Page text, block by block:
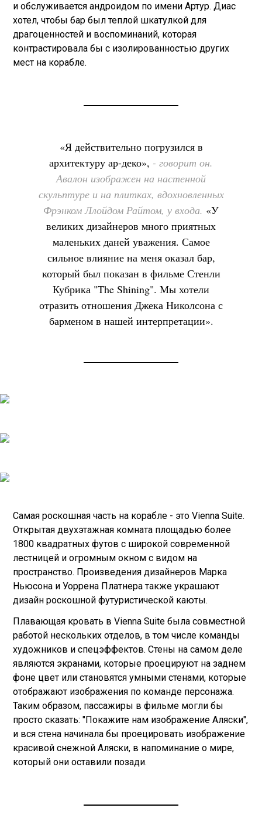
и обслуживается андроидом по имени Артур. Диас
хотел, чтобы бар был теплой шкатулкой для
драгоценностей и воспоминаний, которая
контрастировала бы с изолированностью других
мест на корабле.
«Я действительно погрузился в
архитектуру ар-деко», - говорит он.
Авалон изображен на настенной
скульптуре и на плитках, вдохновленных
Фрэнком Ллойдом Райтом, у входа. «У
великих дизайнеров много приятных
маленьких даней уважения. Самое
сильное влияние на меня оказал бар,
который был показан в фильме Стенли
Кубрика "The Shining". Мы хотели
отразить отношения Джека Николсона с
барменом в нашей интерпретации».
Самая роскошная часть на корабле - это Vienna Suite.
Открытая двухэтажная комната площадью более
1800 квадратных футов с широкой современной
лестницей и огромным окном с видом на
пространство. Произведения дизайнеров Марка
Ньюсона и Уоррена Платнера также украшают
дизайн роскошной футуристической каюты.
Плавающая кровать в Vienna Suite была совместной
работой нескольких отделов, в том числе команды
художников и спецэффектов. Стены на самом деле
являются экранами, которые проецируют на заднем
фоне цвет или становятся умными стенами, которые
отображают изображения по команде персонажа.
Таким образом, пассажиры в фильме могли бы
просто сказать: "Покажите нам изображение Аляски",
и вся стена начинала бы проецировать изображение
красивой снежной Аляски, в напоминание о мире,
который они оставили позади.